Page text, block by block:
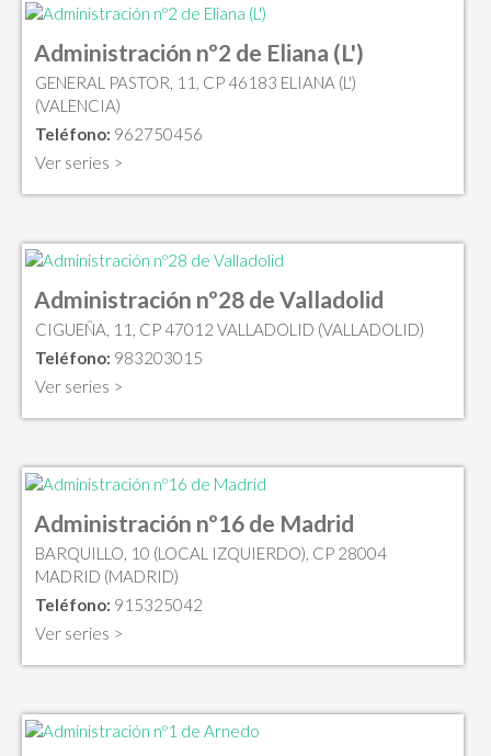
Administración nº2 de Eliana (L')
GENERAL PASTOR, 11, CP 46183 ELIANA (L')
(VALENCIA)
Teléfono: 962750456
Ver series >
Administración nº28 de Valladolid
CIGUEÑA, 11, CP 47012 VALLADOLID (VALLADOLID)
Teléfono: 983203015
Ver series >
Administración nº16 de Madrid
BARQUILLO, 10 (LOCAL IZQUIERDO), CP 28004
MADRID (MADRID)
Teléfono: 915325042
Ver series >